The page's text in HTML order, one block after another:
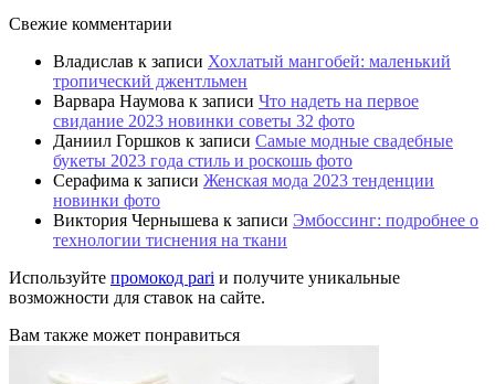
Свежие комментарии
Владислав к записи Хохлатый мангобей: маленький
тропический джентльмен
Варвара Наумова к записи Что надеть на первое
свидание 2023 новинки советы 32 фото
Даниил Горшков к записи Самые модные свадебные
букеты 2023 года стиль и роскошь фото
Серафима к записи Женская мода 2023 тенденции
новинки фото
Виктория Чернышева к записи Эмбоссинг: подробнее о
технологии тиснения на ткани
Используйте промокод pari и получите уникальные
возможности для ставок на сайте.
Вам также может понравиться